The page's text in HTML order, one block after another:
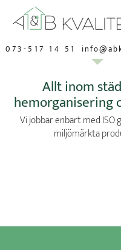
073-517 14 51
Allt inom
hemorganisering
Vi jobbar enbart med ISO
miljömärkta